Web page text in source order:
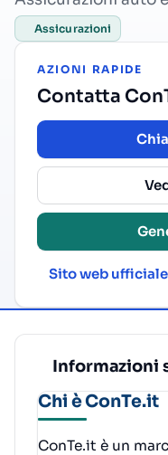
Assicurazioni
AZIONI RAPIDE
Contatta
Sito web ufficiale
Informazioni
Chi è ConTe.it
ConTe.it è un